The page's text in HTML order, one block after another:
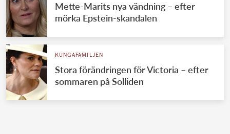
Mette-Marits nya vändning – efter
mörka Epstein-skandalen
KUNGAFAMILJEN
Stora förändringen för Victoria – efter
sommaren på Solliden